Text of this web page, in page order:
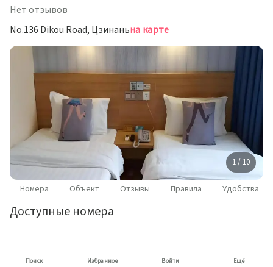
Нет отзывов
No.136 Dikou Road, Цзинаньна карте
1 / 10
Номера Объект Отзывы Правила Удобства
Доступные номера
Поиск Избранное Войти Ещё